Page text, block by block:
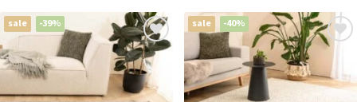
sale -39% sale -40%